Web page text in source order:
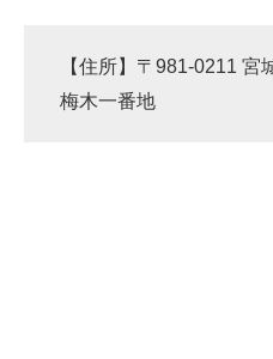
エレクトロニクス専門サイト
電子設計の基本と応用
【住所】〒981-0211
梅木一番地